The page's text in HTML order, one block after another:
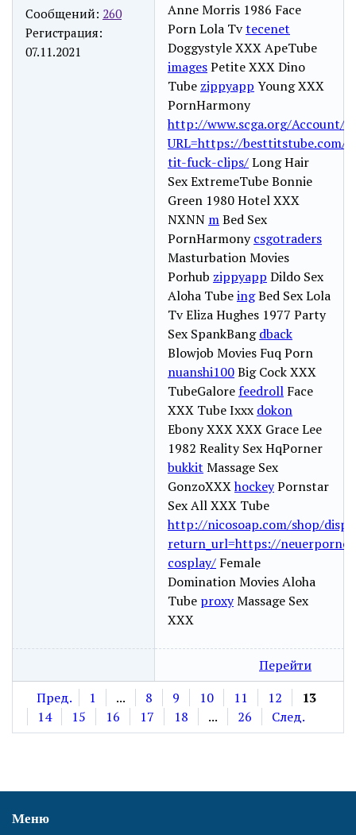
Сообщений: 260
Регистрация:
07.11.2021
Anne Morris 1986 Face
Porn Lola Tvtecenet
Doggystyle XXX ApeTube
imagesPetite XXX Dino
Tube zippyapp Young XXX
PornHarmony
http://www.scga.org/Account/
URL=https://besttitstube.com/
tit-fuck-clips/Long Hair
Sex ExtremeTube Bonnie
Green 1980 Hotel XXX
NXNN mBed Sex
PornHarmonycsgotraders
Masturbation Movies
Porhub zippyapp Dildo Sex
Aloha TubeingBed Sex Lola
Tv Eliza Hughes 1977 Party
Sex SpankBangdback
Blowjob Movies Fuq Porn
nuanshi100Big Cock XXX
TubeGalorefeedroll Face
XXX Tube Ixxx dokon
Ebony XXX XXX Grace Lee
1982 Reality Sex HqPorner
bukkit Massage Sex
GonzoXXXhockeyPornstar
Sex All XXX Tube
http://nicosoap.com/shop/
return_url=https://
cosplay/ Female
Domination Movies Aloha
Tube proxyMassage Sex
XXX
Перейти
Пред.
1 ... 8 9 10 11 12
13
14
15 16 17 18 ... 26 След.
Меню